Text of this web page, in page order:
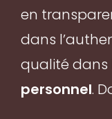
en
dans
qualité dans
personnel.